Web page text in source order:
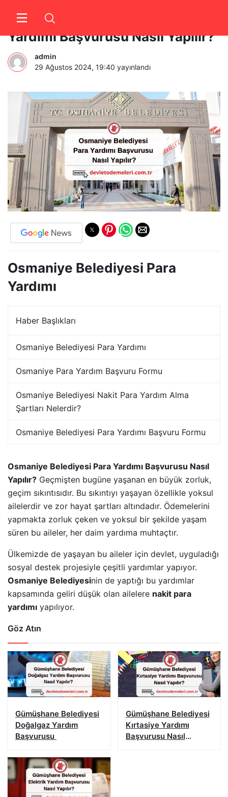
Osmaniye Belediyesi Para
Yardımı Başvurusu Nasıl Yapılır?
admin
29 Ağustos 2024, 19:40 yayınlandı
Osmaniye Belediyesi Para
Yardımı
Haber Başlıkları
Osmaniye Belediyesi Para Yardımı
Osmaniye Para Yardım Başvuru Formu
Osmaniye Belediyesi Nakit Para Yardım Alma
Şartları Nelerdir?
Osmaniye Belediyesi Para Yardımı Başvuru Formu
Osmaniye Belediyesi Para Yardımı Başvurusu Nasıl
Yapılır? Geçmişten bugüne yaşanan en büyük zorluk,
geçim sıkıntısıdır. Bu sıkıntıyı yaşayan özellikle yoksul
ailelerdir ve zor hayat şartları altındadır. Ödemelerini
yapmakta zorluk çeken ve yoksul bir şekilde yaşam
süren bu aileler, her daim yardıma muhtaçtır.
Ülkemizde de yaşayan bu aileler için devlet, uyguladığı
sosyal destek projesiyle çeşitli yardımlar yapıyor.
Osmaniye Belediyesinin de yaptığı bu yardımlar
kapsamında geliri düşük olan ailelere nakit para
yardımı yapılıyor.
Göz Atın
Gümüşhane Belediyesi
Doğalgaz Yardım
Başvurusu
Gümüşhane Belediyesi
Kırtasiye Yardımı
Başvurusu Nasıl